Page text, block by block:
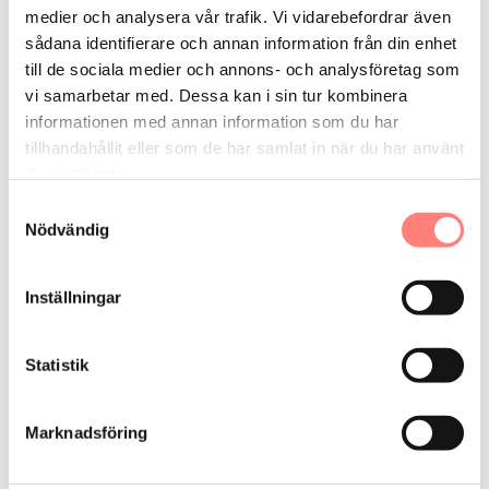
medier och analysera vår trafik. Vi vidarebefordrar även
sådana identifierare och annan information från din enhet
till de sociala medier och annons- och analysföretag som
vi samarbetar med. Dessa kan i sin tur kombinera
informationen med annan information som du har
tillhandahållit eller som de har samlat in när du har använt
Nödvändig
Inställningar
Statistik
Marknadsföring
hösten 2022
bostadsrättsföreningar ska kunna inspireras av
varandra till att genomföra fler åtgärder och på så sätt
interaktiv karta, på vilken det går att se sina egna och
bostadsrättsföreningar har genomfört. På
samlingsplatsen kan föreningarna även tipsa varandra